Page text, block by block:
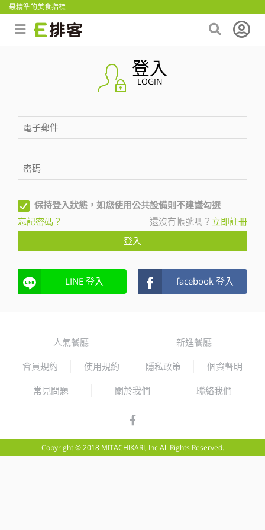
最精準的美食指標
登入
LOGIN
保持登入狀態，如您使用公共設備則不建議勾選
忘記密碼？
還沒有帳號嗎？ 立即註冊
登入
LINE 登入 facebook 登入
人氣餐廳 新進餐廳
會員規約 使用規約 隱私政策 個資聲明
常見問題 關於我們 聯絡我們
Copyright © 2018 MITACHIKARI, Inc.All Rights Reserved.